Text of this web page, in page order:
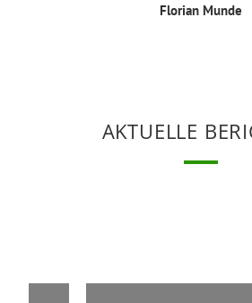
Florian Munde
AKTUELLE